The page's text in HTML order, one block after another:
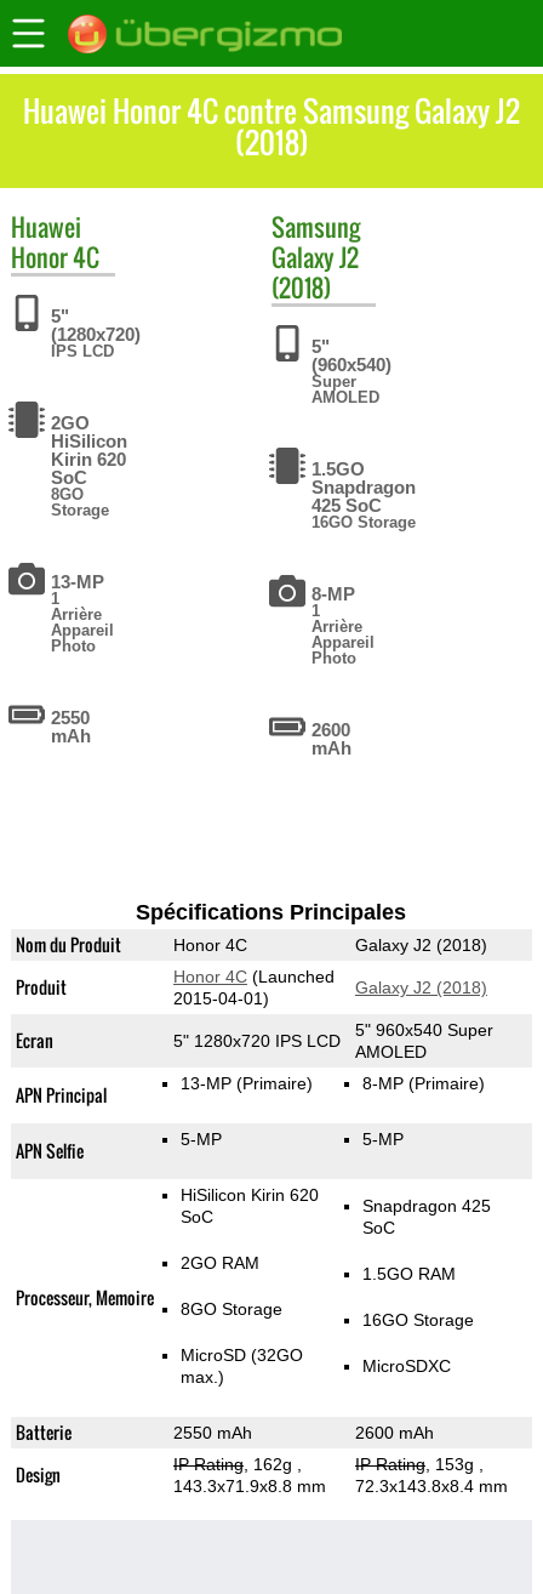
Huawei Honor 4C contre Samsung Galaxy J2
(2018)
Huawei
Honor 4C
5"
(1280x720)
IPS LCD
2GO
HiSilicon
Kirin 620
SoC
8GO
Storage
13-MP
1
Arrière
Appareil
Photo
2550
mAh
Samsung
Galaxy J2
(2018)
5"
(960x540)
Super
AMOLED
1.5GO
Snapdragon
425 SoC
16GO Storage
8-MP
1
Arrière
Appareil
Photo
2600
mAh
Spécifications Principales
Nom du Produit Honor 4C Galaxy J2 (2018)
Produit Honor 4C(Launched
2015-04-01)
Galaxy J2 (2018)
Ecran 5" 1280x720 IPS LCD
5" 960x540 Super
AMOLED
APN Principal 13-MP (Primaire) 8-MP (Primaire)
APN Selfie 5-MP 5-MP
Processeur, Memoire
HiSilicon Kirin 620
SoC
2GO RAM
8GO Storage
MicroSD (32GO
max.)
Snapdragon 425
SoC
1.5GO RAM
16GO Storage
MicroSDXC
Batterie 2550 mAh 2600 mAh
Design IP Rating, 162g
143.3x71.9x8.8 mm
IP Rating, 153g
72.3x143.8x8.4 mm